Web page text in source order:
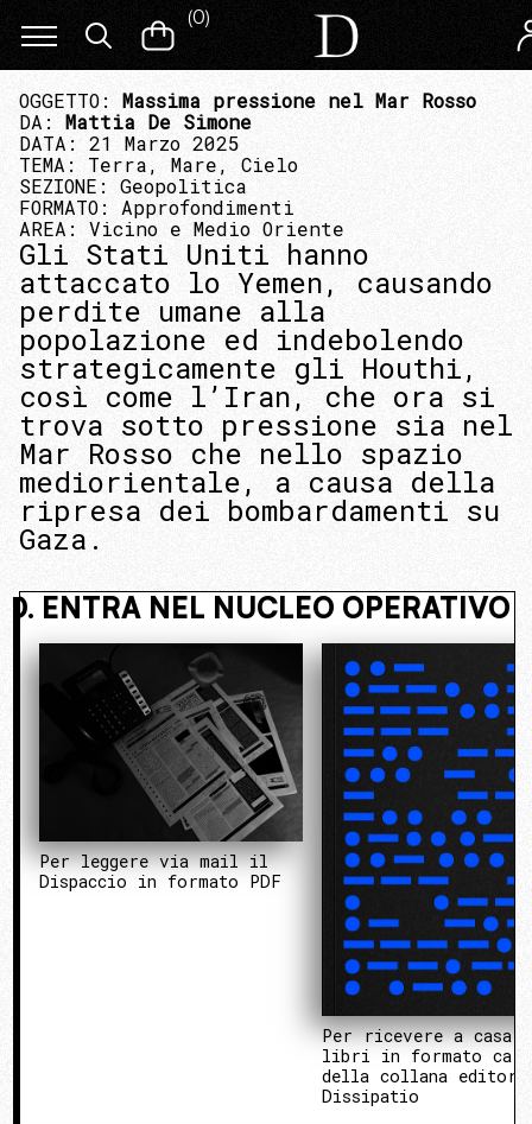
(0)
OGGETTO: Massima pressione nel Mar Rosso
DA: Mattia De Simone
DATA: 21 Marzo 2025
TEMA: Terra, Mare, Cielo
SEZIONE: Geopolitica
FORMATO: Approfondimenti
AREA: Vicino e Medio Oriente
Gli Stati Uniti hanno
attaccato lo Yemen, causando
perdite umane alla
popolazione ed indebolendo
strategicamente gli Houthi,
così come l’Iran, che ora si
trova sotto pressione sia nel
Mar Rosso che nello spazio
mediorientale, a causa della
ripresa dei bombardamenti su
Gaza.
ENTRA NEL NUCLEO
Per leggere via mail il
Dispaccio in formato PDF
Per ricevere a casa i
libri in formato
della collana
Dissipatio